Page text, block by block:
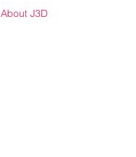
About J3D